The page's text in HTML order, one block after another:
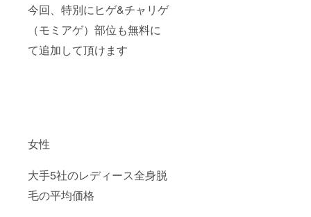
今回、特別にヒゲ&チャリゲ
（モミアゲ）部位も無料に
て追加して頂けます
女性
大手5社のレディース全身脱
毛の平均価格